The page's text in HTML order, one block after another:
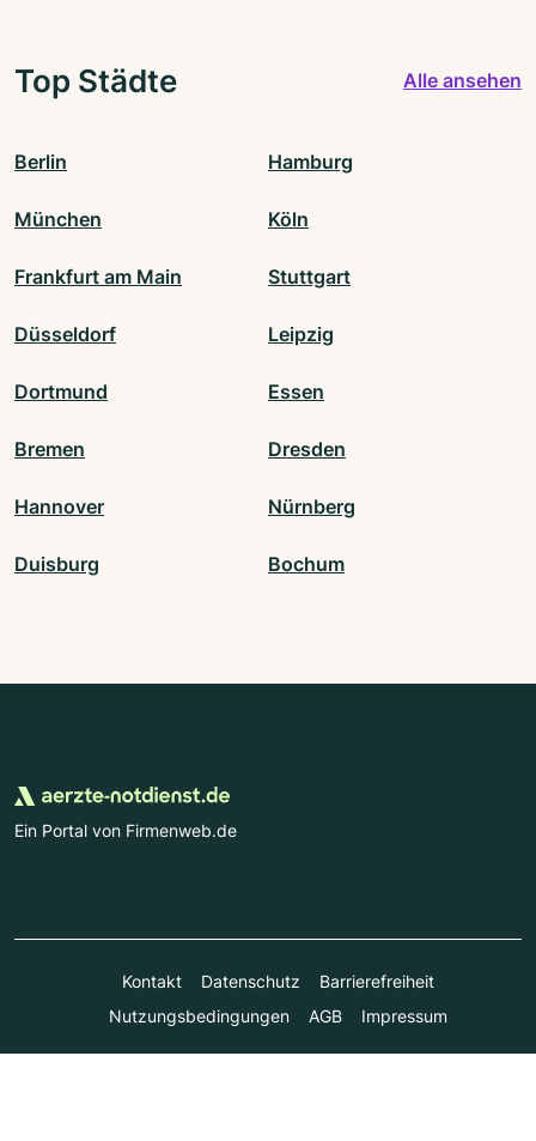
Top Städte Alle ansehen
Berlin Hamburg
München Köln
Frankfurt am Main Stuttgart
Düsseldorf Leipzig
Dortmund Essen
Bremen Dresden
Hannover Nürnberg
Duisburg Bochum
Ein Portal von Firmenweb.de
Kontakt Datenschutz
Barrierefreiheit
Nutzungsbedingungen
AGB Impressum